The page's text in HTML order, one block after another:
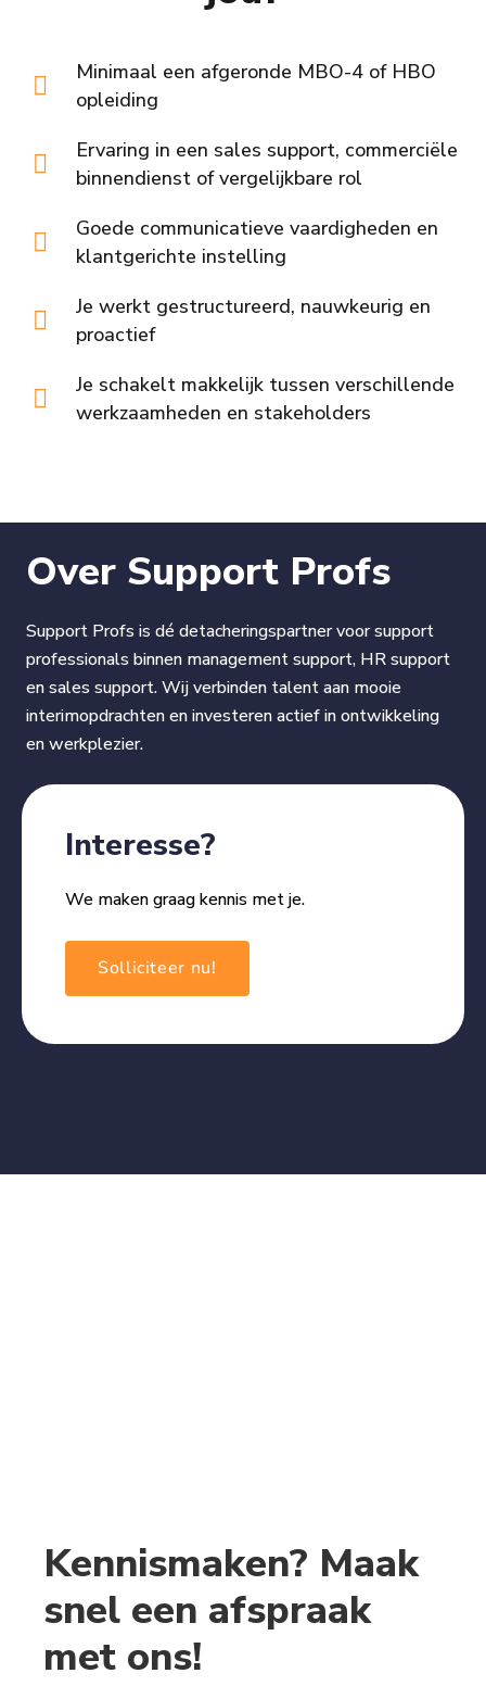
Minimaal een afgeronde MBO-4 of HBO
opleiding
Ervaring in een sales support, commerciële
binnendienst of vergelijkbare rol
Goede communicatieve vaardigheden en
klantgerichte instelling
Je werkt gestructureerd, nauwkeurig en
proactief
Je schakelt makkelijk tussen verschillende
werkzaamheden en stakeholders
Over Support Profs
Support Profs is dé detacheringspartner voor support
professionals binnen management support, HR support
en sales support. Wij verbinden talent aan mooie
interimopdrachten en investeren actief in ontwikkeling
en werkplezier.
Interesse?
We maken graag kennis met je.
Solliciteer nu!
Kennismaken? Maak
snel een afspraak
met ons!